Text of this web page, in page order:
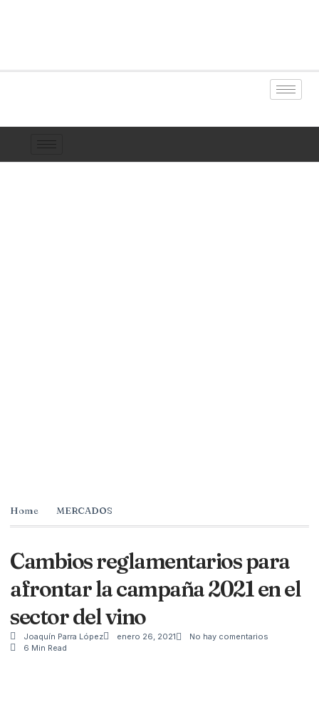
Home MERCADOS
Cambios reglamentarios para
afrontar la campaña 2021 en el
sector del vino
Joaquín Parra López enero 26, 2021
No hay comentarios
6 Min Read